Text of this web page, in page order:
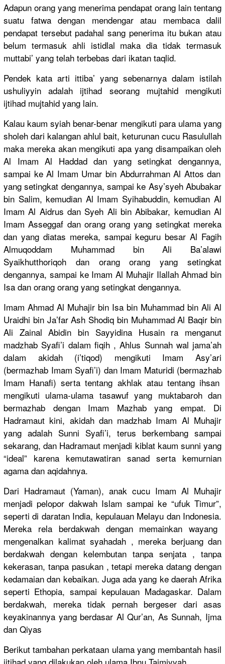
Adapun orang yang menerima pendapat orang lain tentang
suatu fatwa dengan mendengar atau membaca dalil
pendapat tersebut padahal sang penerima itu bukan atau
belum termasuk ahli istidlal maka dia tidak termasuk
muttabi’ yang telah terbebas dari ikatan taqlid.
Pendek kata arti ittiba’ yang sebenarnya dalam istilah
ushuliyyin adalah ijtihad seorang mujtahid mengikuti
ijtihad mujtahid yang lain.
Kalau kaum syiah benar-benar mengikuti para ulama yang
sholeh dari kalangan ahlul bait, keturunan cucu Rasulullah
maka mereka akan mengikuti apa yang disampaikan oleh
Al Imam Al Haddad dan yang setingkat dengannya,
sampai ke Al Imam Umar bin Abdurrahman Al Attos dan
yang setingkat dengannya, sampai ke Asy’syeh Abubakar
bin Salim, kemudian Al Imam Syihabuddin, kemudian Al
Imam Al Aidrus dan Syeh Ali bin Abibakar, kemudian Al
Imam Asseggaf dan orang orang yang setingkat mereka
dan yang diatas mereka, sampai keguru besar Al Fagih
Almuqoddam Muhammad bin Ali Ba’alawi
Syaikhutthoriqoh dan orang orang yang setingkat
dengannya, sampai ke Imam Al Muhajir Ilallah Ahmad bin
Isa dan orang orang yang setingkat dengannya.
Imam Ahmad Al Muhajir bin Isa bin Muhammad bin Ali Al
Uraidhi bin Ja’far Ash Shodiq bin Muhammad Al Baqir bin
Ali Zainal Abidin bin Sayyidina Husain ra menganut
madzhab Syafi’i dalam fiqih , Ahlus Sunnah wal jama’ah
dalam akidah (i’tiqod) mengikuti Imam Asy’ari
(bermazhab Imam Syafi’i) dan Imam Maturidi (bermazhab
Imam Hanafi) serta tentang akhlak atau tentang ihsan
mengikuti ulama-ulama tasawuf yang muktabarohdan
bermazhab dengan Imam Mazhab yang empat. Di
Hadramaut kini, akidah dan madzhab Imam Al Muhajir
yang adalah Sunni Syafi’i, terus berkembang sampai
sekarang, dan Hadramaut menjadi kiblat kaum sunni yang
“ideal” karena kemutawatiran sanad serta kemurnian
agama dan aqidahnya.
Dari Hadramaut (Yaman), anak cucu Imam Al Muhajir
menjadi pelopor dakwah Islam sampai ke “ufuk Timur”,
seperti di daratan India, kepulauan Melayu dan Indonesia.
Mereka rela berdakwah dengan memainkan wayang
mengenalkan kalimat syahadah , mereka berjuang dan
berdakwah dengan kelembutan tanpa senjata , tanpa
kekerasan, tanpa pasukan , tetapi mereka datang dengan
kedamaian dan kebaikan. Juga ada yang ke daerah Afrika
seperti Ethopia, sampai kepulauan Madagaskar. Dalam
berdakwah, mereka tidak pernah bergeser dari asas
keyakinannya yang berdasar Al Qur’an, As Sunnah, Ijma
dan Qiyas
Berikut tambahan perkataan ulama yang membantah hasil